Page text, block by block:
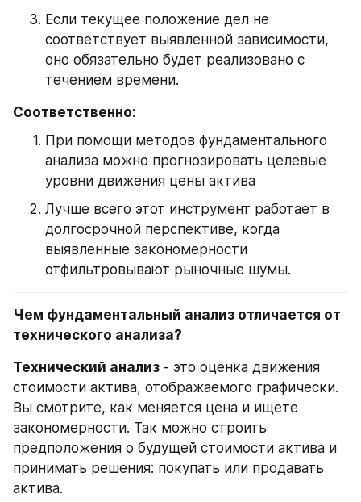
Если текущее положение дел не
соответствует выявленной зависимости,
оно обязательно будет реализовано с
течением времени.
Соответственно:
При помощи методов фундаментального
анализа можно прогнозировать целевые
уровни движения цены актива
Лучше всего этот инструмент работает в
долгосрочной перспективе, когда
выявленные закономерности
отфильтровывают рыночные шумы.
Чем фундаментальный анализ отличается от
технического анализа?
Технический анализ - это оценка движения
стоимости актива, отображаемого графически.
Вы смотрите, как меняется цена и ищете
закономерности. Так можно строить
предположения о будущей стоимости актива и
принимать решения: покупать или продавать
актива.